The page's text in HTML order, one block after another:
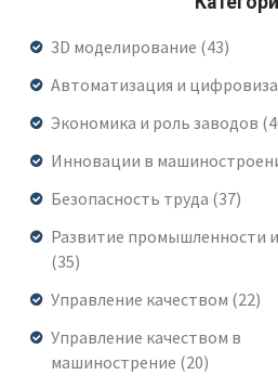
3D моделирование (43)
Автоматизация и
Экономика и роль заводов
Инновации в
Безопасность труда (37)
Развитие промышленности
(35)
Управление качеством (22)
Управление качеством в
машинострение (20)